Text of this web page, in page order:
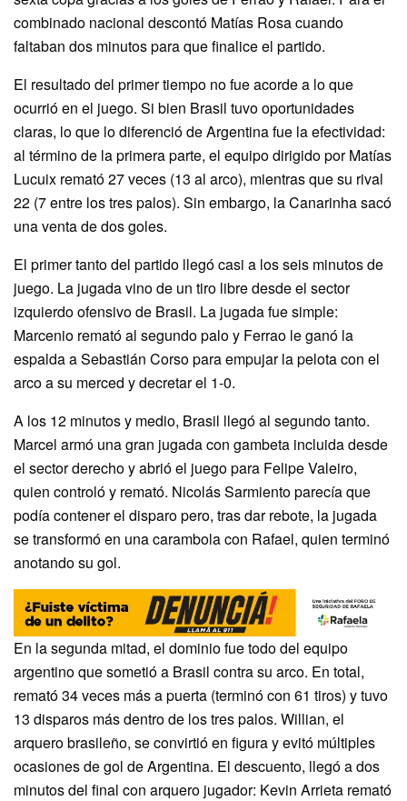
combinado nacional descontó Matías Rosa cuando
faltaban dos minutos para que finalice el partido.
El resultado del primer tiempo no fue acorde a lo que
ocurrió en el juego. Si bien Brasil tuvo oportunidades
claras, lo que lo diferenció de Argentina fue la efectividad:
al término de la primera parte, el equipo dirigido por Matías
Lucuix remató 27 veces (13 al arco), mientras que su rival
22 (7 entre los tres palos). Sin embargo, la Canarinha sacó
una venta de dos goles.
El primer tanto del partido llegó casi a los seis minutos de
juego. La jugada vino de un tiro libre desde el sector
izquierdo ofensivo de Brasil. La jugada fue simple:
Marcenio remató al segundo palo y Ferrao le ganó la
espalda a Sebastián Corso para empujar la pelota con el
arco a su merced y decretar el 1-0.
A los 12 minutos y medio, Brasil llegó al segundo tanto.
Marcel armó una gran jugada con gambeta incluida desde
el sector derecho y abrió el juego para Felipe Valeiro,
quien controló y remató. Nicolás Sarmiento parecía que
podía contener el disparo pero, tras dar rebote, la jugada
se transformó en una carambola con Rafael, quien terminó
anotando su gol.
En la segunda mitad, el dominio fue todo del equipo
argentino que sometió a Brasil contra su arco. En total,
remató 34 veces más a puerta (terminó con 61 tiros) y tuvo
13 disparos más dentro de los tres palos. Willian, el
arquero brasileño, se convirtió en figura y evitó múltiples
ocasiones de gol de Argentina. El descuento, llegó a dos
minutos del final con arquero jugador: Kevin Arrieta remató